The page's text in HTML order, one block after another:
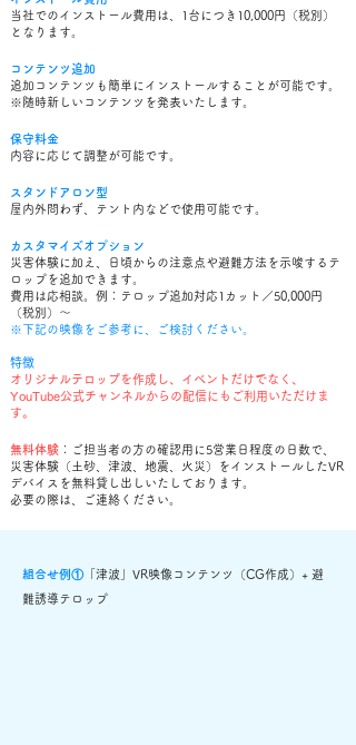
当社でのインストール費用は、1台につき10,000円（税別）
となります。
コンテンツ追加
追加コンテンツも簡単に インストールすることが可能です。
※随時新しいコンテンツを発表いたします。
保守料金
内容に応じて調整が可能です。
スタンドアロン型
屋内外問わず、テント内などで使用可能です。
カスタマイズオプション
災害体験に加え、日頃からの注意点や避難方法を示唆するテ
ロップを追加できます。
費用は応相談。例：テロップ追加対応1カット／50,000円
（税別）～
※下記の映像をご参考に、ご検討ください。
​特徴
オリジナルテロップを作成し、イベントだけでなく、
YouTube公式チャンネルからの配信にもご利用いただけま
す。
無料体験 ：ご担当者の方の確認用に5営業日程度の日数で、
災害体験（土砂、津波、地震、火災）をインストールしたVR
デバイスを無料貸し出しいたしております。
​必要の際は、ご連絡ください。
組合せ例① 「津波」VR映像コンテンツ（CG作成）+ 避
難誘導テロップ